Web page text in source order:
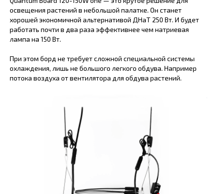
освещения растений в небольшой палатке. Он станет
хорошей экономичной альтернативой ДНаТ 250 Вт. И будет
работать почти в два раза эффективнее чем натриевая
лампа на 150 Вт.
При этом борд не требует сложной специальной системы
охлаждения, лишь не большого легкого обдува. Например
потока воздуха от вентилятора для обдува растений.